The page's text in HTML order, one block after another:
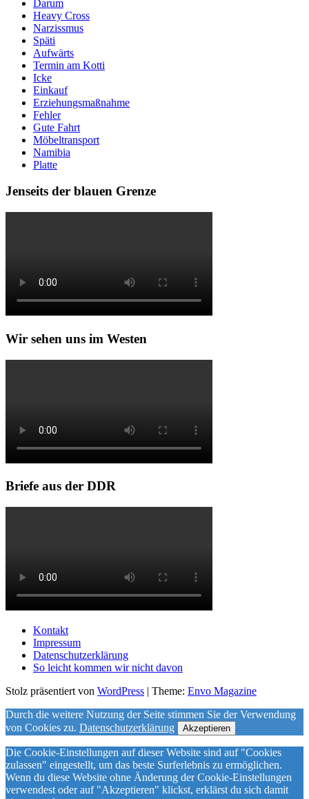
Darum
Heavy Cross
Narzissmus
Späti
Aufwärts
Termin am Kotti
Icke
Einkauf
Erziehungsmaßnahme
Fehler
Gute Fahrt
Möbeltransport
Namibia
Platte
Jenseits der blauen Grenze
Wir sehen uns im Westen
Briefe aus der DDR
Kontakt
Impressum
Datenschutzerklärung
So leicht kommen wir nicht davon
Stolz präsentiert von WordPress | Theme: Envo Magazine
Durch die weitere Nutzung der Seite stimmen Sie der Verwendung
von Cookies zu. Datenschutzerklärung Akzeptieren
Die Cookie-Einstellungen auf dieser Website sind auf "Cookies
zulassen" eingestellt, um das beste Surferlebnis zu ermöglichen.
Wenn du diese Website ohne Änderung der Cookie-Einstellungen
verwendest oder auf "Akzeptieren" klickst, erklärst du sich damit